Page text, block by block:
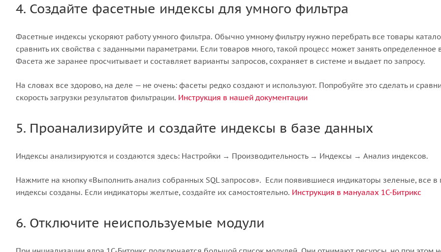
4. Создайте фасетные индексы для умного фильтра
Фасетные индексы ускоряют работу умного фильтра. Обычно умному фильтру нужно перебрать все товары
сравнить их свойства с заданными параметрами. Если товаров много, такой процесс может занять определенное
Фасета же заранее просчитывает и составляет варианты запросов, сохраняет в системе и выдает по запросу.
На словах все здорово, на деле — не очень: фасеты редко создают и используют. Попробуйте это сделать и
скорость загрузки результатов фильтрации. Инструкция в нашей документации
5. Проанализируйте и создайте индексы в базе данных
Индексы анализируются и создаются здесь: Настройки → Производительность → Индексы → Анализ индексов.
Нажмите на кнопку «Выполнить анализ собранных SQL запросов». Если появившиеся индикаторы зеленые, все в
индексы созданы. Если индикаторы желтые, создайте их самостоятельно. Инструкция в мануалах 1С-Битрикс
6. Отключите неиспользуемые модули